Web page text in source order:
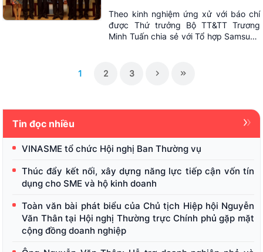
Theo kinh nghiệm ứng xử với báo chí
được Thứ trưởng Bộ TT&TT Trương
Minh Tuấn chia sẻ với Tổ hợp Samsung
chí để báo chí đưa tin chính xác, không
1 2 3
Tin đọc nhiều
VINASME tổ chức Hội nghị Ban Thường vụ
Thúc đẩy kết nối, xây dựng năng lực tiếp cận vốn tín
dụng cho SME và hộ kinh doanh
Toàn văn bài phát biểu của Chủ tịch Hiệp hội Nguyễn
Văn Thân tại Hội nghị Thường trực Chính phủ gặp mặt
cộng đồng doanh nghiệp